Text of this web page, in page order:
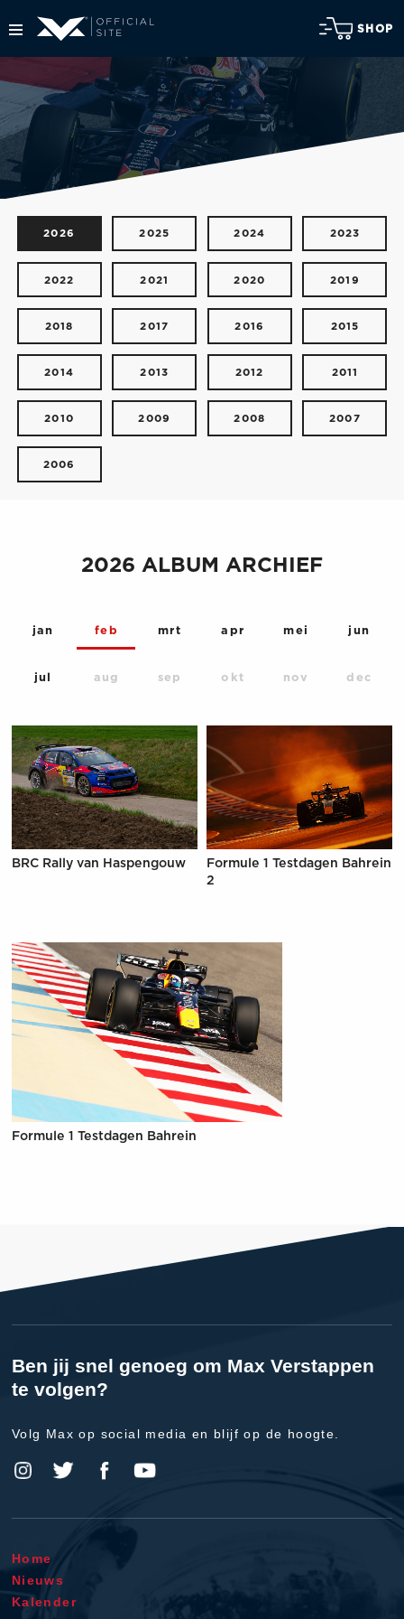
SHOP
2026 2025 2024 2023
2022 2021 2020 2019
2018 2017 2016 2015
2014 2013 2012 2011
2010 2009 2008 2007
2006
2026 ALBUM ARCHIEF
jan feb mrt apr mei jun
jul aug sep okt nov dec
BRC Rally van Haspengouw
Formule 1 Testdagen Bahrein
2
Formule 1 Testdagen Bahrein
Ben jij snel genoeg om Max Verstappen
te volgen?
Volg Max op social media en blijf op de hoogte.
Home
Nieuws
Kalender